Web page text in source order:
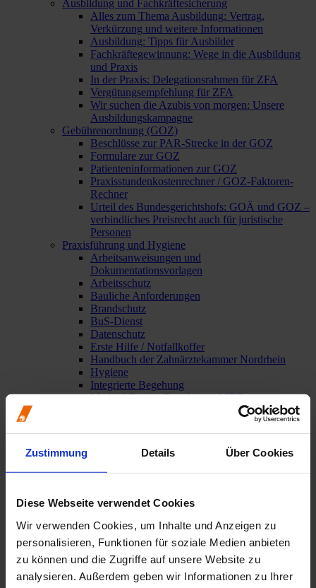
Zustimmung Details Über Cookies
Diese Webseite verwendet Cookies
Wir verwenden Cookies, um Inhalte und Anzeigen zu
personalisieren, Funktionen für soziale Medien anbieten
zu können und die Zugriffe auf unsere Website zu
analysieren. Außerdem geben wir Informationen zu Ihrer
Ausbildung und Fachkräftesicherung
Alles zum Thema Ausbildung: Vertrag,
Verkürzung und weitere Informationen
Ausbildung: Tipps für Ausbilder
Fachkräftegewinnung: Wege in die Ausbildung
und Praxis
In der Praxis: Delegationsrahmen für ZFA
Vergütungsempfehlung für ZFA
Wir suchen die Azubis von morgen: Unsere
Ausbildungskampagne
Gebührenordnung (GOZ)
Beschlüsse zur PAR-Strecke in der GOZ
Formulare zur GOZ
Patienteninformationen zur GOZ
Praxisstundenkostenrechner / GOZ-Faktoren-
Rechner
Urteil des Bundesgerichtshofs: GOÄ und GOZ –
verbindliches Preisrecht auch für juristische
Personen
Praxisführung und Hygiene
Arbeitsanweisungen und
Dokumentationsvorlagen
Arbeitsschutz
Bauliche Anforderungen
Brandschutz
BuS-Dienst
Datenschutz
Erste Hilfe / Notfallkoffer
Handbuch der Zahnärztekammer Nordrhein
Hygiene
Integrierte Begehung
Medical Device Regulation (MDR)
Strahlenschutz
Studium und Berufseinstieg
Praxiswissen und Behandlung
Behandlung bei ambulanter Vollnarkose
Geflüchteten
Behandlung von Kindern
Behandlung von Patienten mit HIV, HBV oder
HCV
Betäubungsmittel